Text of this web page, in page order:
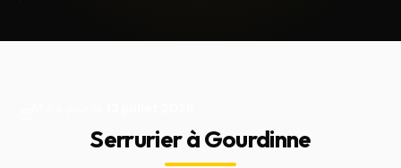
Serrurier à Gourdinne